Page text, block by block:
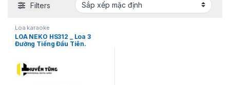
Filters
Loa karaoke
LOA NEKO HS312 _ Loa 3
Đường Tiếng Đầu Tiên.